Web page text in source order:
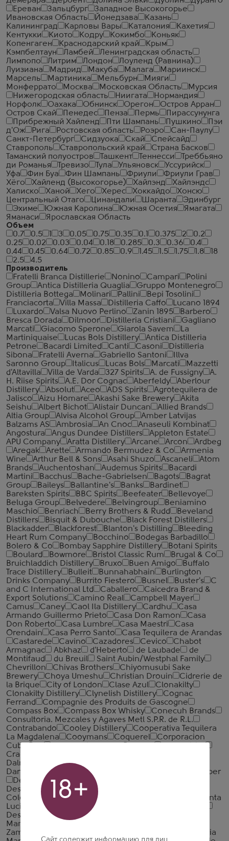
Ереван
Зальцбург
Западное Высокогорье
Ивановская Область
Йонедзава
Казань
Калининград
Карловы Вары Каталония
Кахетия
Кентукки
Киото Кодру Кокимбо
Коньяк
Копенгаген
Краснодарский край
Крым
Кэмпбелтаун
Ламбей
Ленинградская область
Лимпопо
Литрим Лондон
Лоуленд (Равнина)
Луизиана
Мадрид Макуба Малага
Мариинск
Марсель
Мартиника Мельбурн
Мияги
Монферрато
Москва Московская Область
Мурсия
Нижегородская область
Ниигата
Нормандия
Норфолк
Оахака Обнинск Орегон
Остров Арран
Остров Скай
Пенедес Пенза Пермь
Пирассунунга
Прибрежный Хайленд
Пти Шампань Пушкино
Пэи
д'Ож
Рига Ростовская область Роэро
Сан-Паулу
Санкт-Петербург
Сидзуока Скай
Спейсайд
Ставрополь
Ставропольский край
Страна Басков
Таманский полуостров
Ташкент Теннесси
Треббьяно
ди Романья
Тревизо Тула Ульяновск
Уссурийск
Уфа
Фин Буа Фин Шампань Фриули
Фриули Грав
Хёго
Хайленд (Высокогорье) Хайлэнд
Хайлэндс
Халиско
Ханой Хего Херес Хоккайдо
Хонсю
Центральный Отаго
Цинандали Шаранта
Эдинбург
Эхиме
Южная Каролина Южная Осетия
Ямагата
Яманаси
Ярославская Область
Объем
0.7
0.5 3 0.05 0.75 0.35 0.1 0.375 2
0.2
0.25
0.02 0.03 0.04 0.18 0.285 0.3 0.36
0.4
0.44
0.45 0.64 0.72 0.85 0.9 1.45 1.5 1.75 1.8
18
2.5
4.5
Производитель
Fratelli Branca Distillerie
Nonino Campari
Polini
Group
Antica Distilleria Quaglia
Gruppo Montenegro
Distilleria Bottega
Molinari Pallini
Bepi Tosolini
Franciacorta
Villa Massa Distilleria Caffo
Lucano 1894
Luxardo
Valsa Nuovo Perlino Zanin 1895
Barbero
Bresca Dorada
Dilmoor Distilleria Cristiani
Gagliano
Marcati
Giacomo Sperone Giarola Savem
La
Martiniquaise
Lucas Bols Distillery
Antica Distilleria
Petrone
Bacardi Limited Canti Casoni
Distilleria
Sibona
Fratelli Averna Gabriello Santoni
Illva
Saronno Group
Italicus Lucas Bols Marcati
Mazzetti
d'Altavilla
Villa de Varda 327 Spirits A. de Fussigny
A.
H. Riise Spirits
A.E. Dor Cognac Aberfeldy
Aberlour
Distillery
Absolut Aceo ADS Spirits
Agrotequilera de
Jalisco
Aizu Homare Akashi Sake Brewery
Akita
Seishu
Albert Bichot Alistair Duncan
Allied Brands
Altia Group
Alvisa Alcohol Group
Amber Latvijas
Balzams AS
Ambrosia An Cnoc
Anaseuli Kombinat
Angostura
Angus Dundee Distillers
Appleton Estate
APU Company
Aratta Distillery Arcane Arcon
Ardbeg
Aregak
Arette Armando Bermudez & Co
Armenia
Wine
Arthur Bell & Sons Asahi Shuzo Ascaneli
Atom
Brands
Auchentoshan Audemus Spirits
Bacardi
Martini
Bacchus Bache-Gabrielsen Bagots
Bagrat
Group
Baileys Ballantine's Banks
Bardinet
Bareksten Spirits
BBC Spirits Beefeater
Bellevoye
Beluga Group
Belvedere Belvingroup
Beniamino
Maschio
Benriach Berry Brothers & Rudd
Beveland
Distillers
Bisquit & Dubouche
Black Forest Distillers
Blackadder
Blackforest Blanton's Distilling
Bleeding
Heart Rum Company
Bocchino
Bodegas Barbadillo
Bolero & Co
Bombay Sapphire Distillery
Botani Spirits
Boulard
Bowmore Bristol Classic Rum
Brugal & Co
Bruichladdich Distillery
Bruxo Buen Amigo
Buffalo
Trace Distillery
Bulleit Bunnahabhain
Burlington
Drinks Company
Burrito Fiestero Busnel Buster's
C
and C International Ltd
Caballero
Caicedra Brand &
Export Solutions
Camino Real
Campbell Mayer
Camus
Caney Caol Ila Distillery Cardhu
Casa
Armando Guillermo Prieto
Casa Don Ramon
Casa
Don Roberto
Casa Lumbre Casa Maestri
Casa
Orendain
Casa Perro Santo
Casa Tequilera de Arandas
Castarede
Cavino Cazadores Cevico
Chabot
Armagnac
Abkhaz d'Heberto de Laubade
de
Montifaud
du Breuil
Saint Aubin/Westphal Family
Chevrillon
Chivas Brothers
Chiyomusubi Sake
Brewery
Choya Umeshu Christian Drouin
Cidrerie de
la Brique
City of London Clase Azul
Clonakilty
Clonakilty Distillery
Clynelish Distillery
Cognac
Ferrand
Compagnie des Produits de Gascogne
Compass Box
Compass Box Whisky
Conecuh Brands
Consultoria. Mezcales y Agaves Metl S.P.R. de R.L.
Contrabando
Cooley Distillery
Cooperativa Tequilera
La Magdalena
Cooymans Coquerel
Corporacion
Cuba Ron
Cragganmore
Dalmore
Daniel Bouju
Dartigalongue
David Sarajishvili and Eniseli
De Kuyper
Deanston
Delamain
Destiladora San Nicolas
Colombiana
Destileria Espiritu Andino
Destileria Santa
Lucia
Destileria Sierra
Destilerias Acha
Destilerias Campeny
Manuel Acha
Zamora
Distilleria
18+
Сайт содержит информацию для лиц